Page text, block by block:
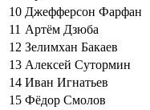
10 Джефферсон Фарфан
11 Артём Дзюба
12 Зелимхан Бакаев
13 Алексей Сутормин
14 Иван Игнатьев
15 Фёдор Смолов